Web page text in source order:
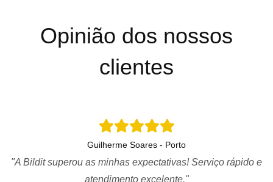
Opinião dos nossos
clientes
Guilherme Soares - Porto
"A Bildit superou as minhas expectativas! Serviço rápido e
atendimento excelente."